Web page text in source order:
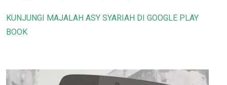
KUNJUNGI MAJALAH ASY SYARIAH DI GOOGLE PLAY
BOOK